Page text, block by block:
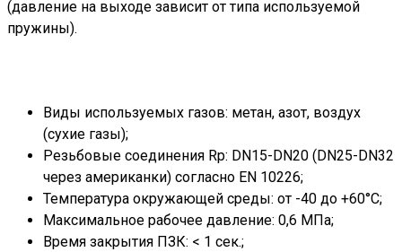
(давление на выходе зависит от типа используемой
пружины).
Виды используемых газов: метан, азот, воздух
(сухие газы);
Резьбовые соединения Rp: DN15-DN20 (DN25-DN32
через американки) согласно EN 10226;
Температура окружающей среды: от -40 до +60°С;
Максимальное рабочее давление: 0,6 МПа;
Время закрытия ПЗК: < 1 сек.;